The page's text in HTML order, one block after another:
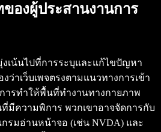
องผู้ประสานงานการ
งเน้นไปที่การระบุและแก้ไขปัญหา
ว่าเว็บเพจตรงตามแนวทางการเข้า
การทำให้พื้นที่ทำงานทางกายภาพ
มีความพิการ พวกเขาอาจจัดการกับ
รมอ่านหน้าจอ (เช่น NVDA) และ